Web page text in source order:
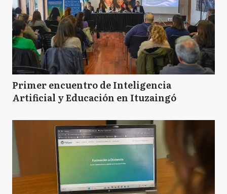
Primer encuentro de Inteligencia
Artificial y Educación en Ituzaingó